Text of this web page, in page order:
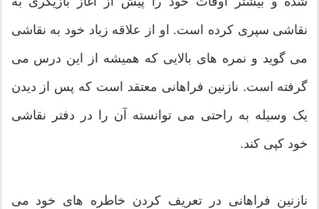
نقاشی سپری کرده است. او از علاقه زیاد خود به نقاشی
می گوید و نمره های بالایی که همیشه از این درس می
گرفته است. نازنین فراهانی معتقد است که پس از دیدن
یک وسیله به راحتی می توانسته آن را در دفتر نقاشی
خود کپی کند.
نازنین فراهانی در تعریف کردن خاطره های خود می